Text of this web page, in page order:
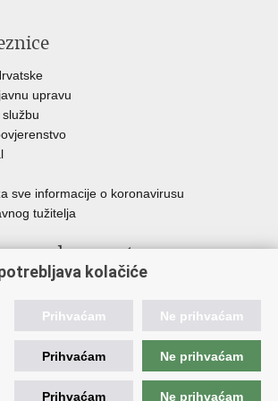
upravu
sve informacije o koronavirusu
tužitelja
sustava
korupcije i organiziranog kriminaliteta
vijeće
kolačiće
Prihvaćam Ne prihvaćam
Prihvaćam Ne prihvaćam
Prihvaćam Ne prihvaćam